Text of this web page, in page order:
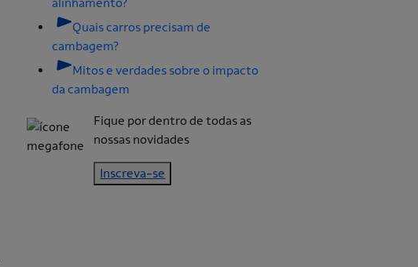
Quais carros precisam de
cambagem?
Mitos e verdades sobre o impacto
da cambagem
Fique por dentro de todas as
nossas novidades
Inscreva-se